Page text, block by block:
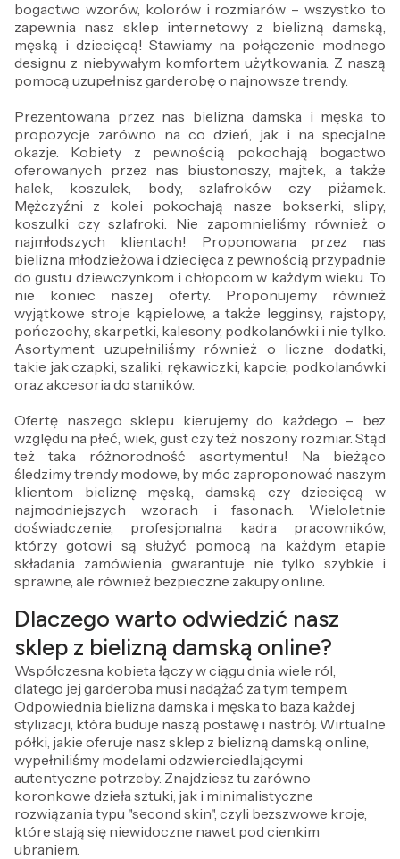
bogactwo wzorów, kolorów i rozmiarów – wszystko to
zapewnia nasz sklep internetowy z bielizną damską,
męską i dziecięcą! Stawiamy na połączenie modnego
designu z niebywałym komfortem użytkowania. Z naszą
pomocą uzupełnisz garderobę o najnowsze trendy.
Prezentowana przez nas bielizna damska i męska to
propozycje zarówno na co dzień, jak i na specjalne
okazje. Kobiety z pewnością pokochają bogactwo
oferowanych przez nas biustonoszy, majtek, a także
halek, koszulek, body, szlafroków czy piżamek.
Mężczyźni z kolei pokochają nasze bokserki, slipy,
koszulki czy szlafroki. Nie zapomnieliśmy również o
najmłodszych klientach! Proponowana przez nas
bielizna młodzieżowa i dziecięca z pewnością przypadnie
do gustu dziewczynkom i chłopcom w każdym wieku. To
nie koniec naszej oferty. Proponujemy również
wyjątkowe stroje kąpielowe, a także legginsy, rajstopy,
pończochy, skarpetki, kalesony, podkolanówki i nie tylko.
Asortyment uzupełniliśmy również o liczne dodatki,
takie jak czapki, szaliki, rękawiczki, kapcie, podkolanówki
oraz akcesoria do staników.
Ofertę naszego sklepu kierujemy do każdego – bez
względu na płeć, wiek, gust czy też noszony rozmiar. Stąd
też taka różnorodność asortymentu! Na bieżąco
śledzimy trendy modowe, by móc zaproponować naszym
klientom bieliznę męską, damską czy dziecięcą w
najmodniejszych wzorach i fasonach. Wieloletnie
doświadczenie, profesjonalna kadra pracowników,
którzy gotowi są służyć pomocą na każdym etapie
składania zamówienia, gwarantuje nie tylko szybkie i
sprawne, ale również bezpieczne zakupy online.
Dlaczego warto odwiedzić nasz
sklep z bielizną damską online?
Współczesna kobieta łączy w ciągu dnia wiele ról,
dlatego jej garderoba musi nadążać za tym tempem.
Odpowiednia bielizna damska i męska to baza każdej
stylizacji, która buduje naszą postawę i nastrój. Wirtualne
półki, jakie oferuje nasz sklep z bielizną damską online,
wypełniliśmy modelami odzwierciedlającymi
autentyczne potrzeby. Znajdziesz tu zarówno
koronkowe dzieła sztuki, jak i minimalistyczne
rozwiązania typu "second skin", czyli bezszwowe kroje,
które stają się niewidoczne nawet pod cienkim
ubraniem.